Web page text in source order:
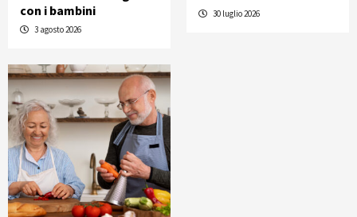
con i bambini
3 agosto 2026
30 luglio 2026